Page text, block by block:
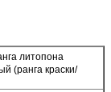
литопона
(ранга краски/